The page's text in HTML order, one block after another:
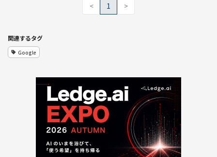
< 1 >
関連するタグ
Google